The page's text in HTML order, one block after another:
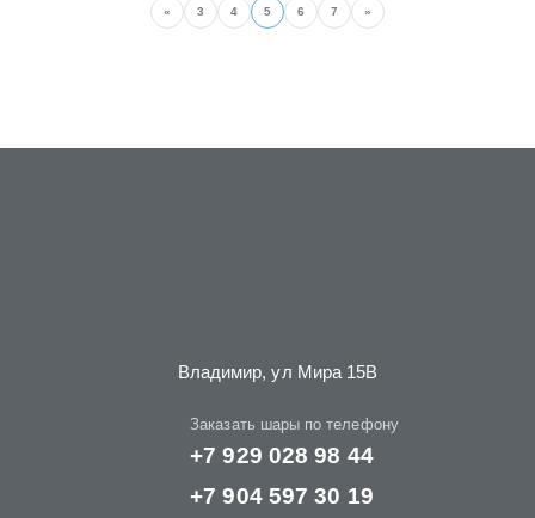
« 3 4 5 6 7 »
Владимир, ул Мира 15B
Заказать шары по телефону
+7 929 028 98 44
+7 904 597 30 19